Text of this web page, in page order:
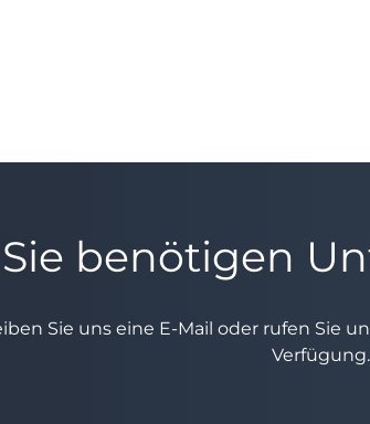
Sie benötigen
Sie uns eine E-Mail oder rufen Sie
Verfügung.